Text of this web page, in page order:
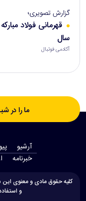
گزارش تصویری؛
سال
آکادمی فوتبال
ما را در
آرشیو
‫خبرنامه‬
کلیه حقوق مادی و معنوی
و